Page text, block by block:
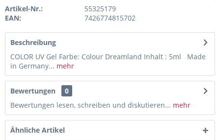
Artikel-Nr.:
55325179
EAN:
7426774815702
Beschreibung
COLOR UV Gel Farbe: Colour Dreamland Inhalt : 5ml Made
in Germany... mehr
Bewertungen
0
Bewertungen lesen, schreiben und diskutieren... mehr
Ähnliche Artikel